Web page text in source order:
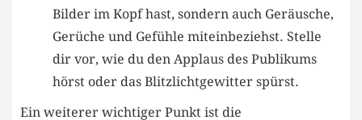
Bilder im Kopf hast, sondern auch Geräusche,
Gerüche und Gefühle​ miteinbeziehst. Stelle
dir vor, wie du den Applaus⁣ des Publikums
hörst oder das Blitzlichtgewitter spürst.
Ein weiterer wichtiger Punkt ist die